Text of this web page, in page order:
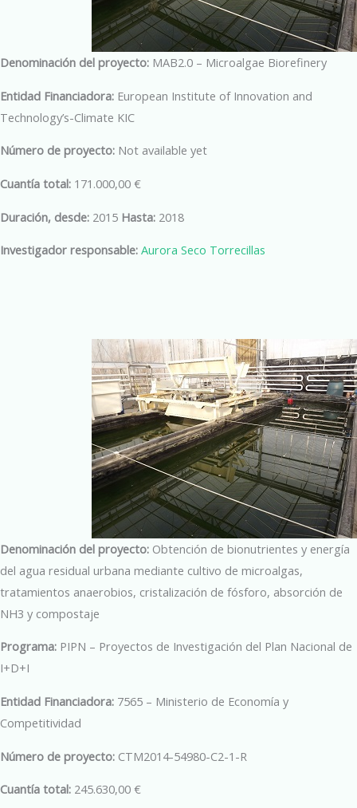
Denominación del proyecto: MAB2.0 – Microalgae Biorefinery
Entidad Financiadora: European Institute of Innovation and
Technology’s-Climate KIC
Número de proyecto: Not available yet
Cuantía total: 171.000,00 €
Duración, desde: 2015 Hasta: 2018
Investigador responsable: Aurora Seco Torrecillas
Denominación del proyecto: Obtención de bionutrientes y energía
del agua residual urbana mediante cultivo de microalgas,
tratamientos anaerobios, cristalización de fósforo, absorción de
NH3 y compostaje
Programa: PIPN – Proyectos de Investigación del Plan Nacional de
I+D+I
Entidad Financiadora: 7565 – Ministerio de Economía y
Competitividad
Número de proyecto: CTM2014-54980-C2-1-R
Cuantía total: 245.630,00 €